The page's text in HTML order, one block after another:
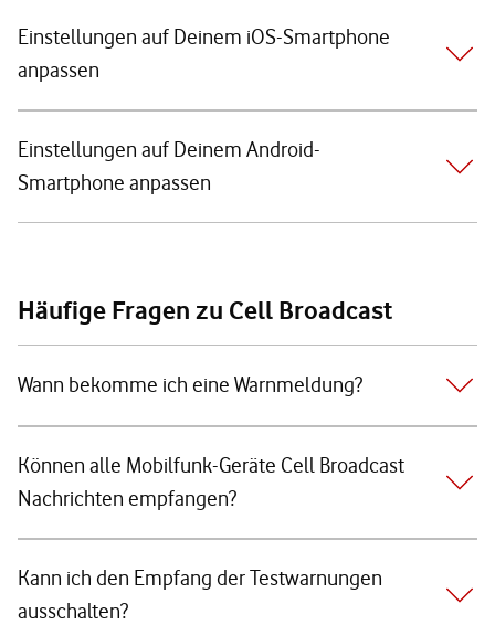
Einstellungen auf Deinem iOS-Smartphone
anpassen
Einstellungen auf Deinem Android-
Smartphone anpassen
Häufige Fragen zu Cell Broadcast
Wann bekomme ich eine Warnmeldung?
Können alle Mobilfunk-Geräte Cell Broadcast
Nachrichten empfangen?
Kann ich den Empfang der Testwarnungen
ausschalten?